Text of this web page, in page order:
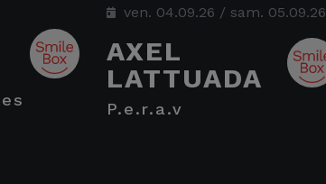
ven. 04.09.26 / sam. 05.09.26
AXEL
LATTUADA
p.e.r.a.v